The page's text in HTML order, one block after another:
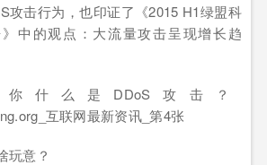
攻击行为，也印证了《2015 H1绿盟科
中的观点：大流量攻击呈现增长趋
玩意？